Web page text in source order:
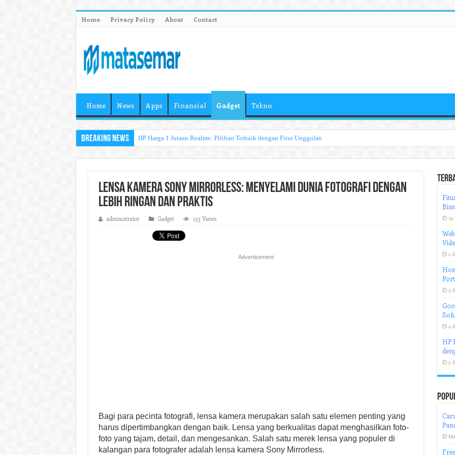
Home Privacy Policy About Contact
Home News Apps Finansial Gadget Tekno
Breaking News HP Harga 1 Jutaan Realme: Pilihan Terbaik dengan Fitur Unggulan
Lensa Kamera Sony Mirrorless: Menyelami Dunia Fotografi dengan
Lebih Ringan dan Praktis
administrator Gadget 153 Views
Advertisement
Bagi para pecinta fotografi, lensa kamera merupakan salah satu elemen penting yang
harus dipertimbangkan dengan baik. Lensa yang berkualitas dapat menghasilkan foto-
foto yang tajam, detail, dan mengesankan. Salah satu merek lensa yang populer di
kalangan para fotografer adalah lensa kamera Sony Mirrorless.
2
3
4
HP
5